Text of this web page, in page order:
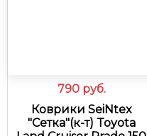
790 руб.
Коврики SeiNtex
"Сетка"(к-т) Toyota